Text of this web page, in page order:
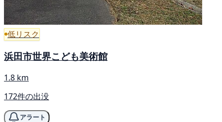
低リスク
浜田市世界こども美術館
1.8 km
172件の出没
アラート